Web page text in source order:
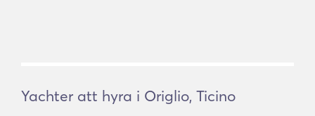
Yachter att hyra i Origlio, Ticino